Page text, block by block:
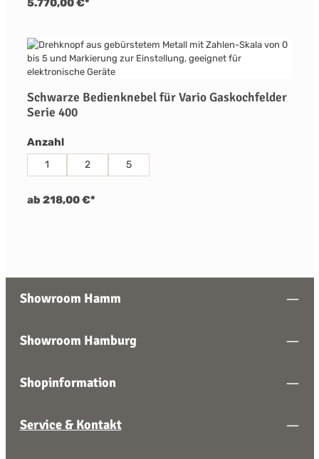
5.770,00 €*
Schwarze Bedienknebel für Vario Gaskochfelder
Serie 400
Anzahlauswählen
1 2 5
ab 218,00 €*
Showroom Hamm
Showroom Hamburg
Shopinformation
Service & Kontakt